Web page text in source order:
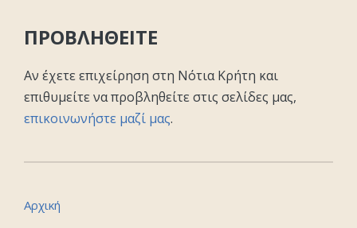
ΠΡΟΒΛΗΘΕΙΤΕ
Αν έχετε επιχείρηση στη Νότια Κρήτη και
επιθυμείτε να προβληθείτε στις σελίδες μας,
επικοινωνήστε μαζί μας.
Αρχική